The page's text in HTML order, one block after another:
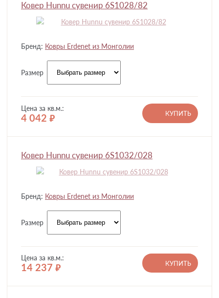
Ковер Hunnu сувенир 6S1028/82
Бренд: Ковры Erdenet из Монголии
Размер
Цена за кв.м.:
4 042 руб.
КУПИТЬ
Ковер Hunnu сувенир 6S1032/028
Бренд: Ковры Erdenet из Монголии
Размер
Цена за кв.м.:
14 237 руб.
КУПИТЬ